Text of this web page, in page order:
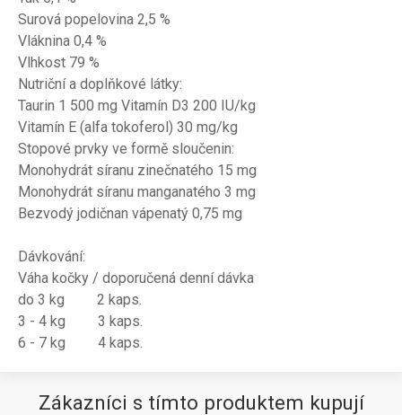
Surová popelovina 2,5 %
Vláknina 0,4 %
Vlhkost 79 %
Nutriční a doplňkové látky:
Taurin 1 500 mg Vitamín D3 200 IU/kg
Vitamín E (alfa tokoferol) 30 mg/kg
Stopové prvky ve formě sloučenin:
Monohydrát síranu zinečnatého 15 mg
Monohydrát síranu manganatého 3 mg
Bezvodý jodičnan vápenatý 0,75 mg
Dávkování:
Váha kočky / doporučená denní dávka
do 3 kg 2 kaps.
3 - 4 kg 3 kaps.
6 - 7 kg 4 kaps.
Zákazníci s tímto produktem kupují